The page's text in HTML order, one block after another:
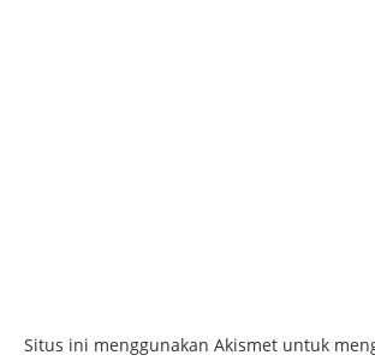
Situs ini menggunakan Akismet untuk